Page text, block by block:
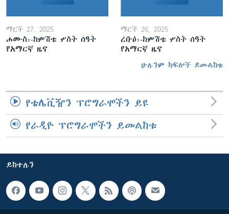
ማርች 27, 2025
ሐሙስ፡-ከምሽቱ ሦስት ሰዓት
የአማርኛ ዜና
ማርች 26, 2025
ረቡዕ፡-ከምሽቱ ሦስት ሰዓት
የአማርኛ ዜና
ሁሉንም ክፍሎች ይመልከቱ
የቴሌቪዥን ፕሮግራሞችን ይዩ
የራዲዮ ፕሮግራሞችን ይመልከቱ
ይከተሉን